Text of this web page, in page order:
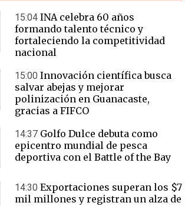
15:04 INA celebra 60 años
formando talento técnico y
fortaleciendo la competitividad
nacional
15:00 Innovación científica busca
salvar abejas y mejorar
polinización en Guanacaste,
gracias a FIFCO
14:37 Golfo Dulce debuta como
epicentro mundial de pesca
deportiva con el Battle of the Bay
14:30 Exportaciones superan los $7
mil millones y registran un alza de